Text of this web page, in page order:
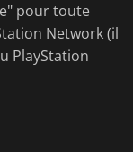
pour toute
Network (il
PlayStation